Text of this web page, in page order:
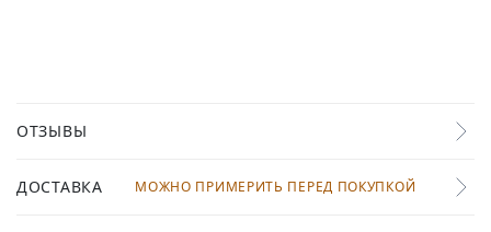
ОТЗЫВЫ
ДОСТАВКА МОЖНО ПРИМЕРИТЬ ПЕРЕД ПОКУПКОЙ